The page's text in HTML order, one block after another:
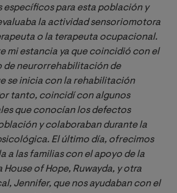
para esta población y
la actividad sensoriomotora
o la terapeuta ocupacional.
mi estancia ya que coincidió con el
de neurorrehabilitación de
se inicia con la rehabilitación
tanto, coincidí con algunos
que conocían los defectos
y colaboraban durante la
El último día, ofrecimos
a las familias con el apoyo de la
of Hope, Ruwayda, y otra
Jennifer, que nos ayudaban con el